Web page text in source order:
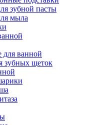
зубной пасты
мыла
для ванной
зубных щеток